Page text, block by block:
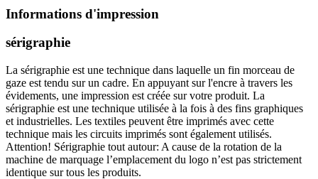
Informations d'impression
sérigraphie
La sérigraphie est une technique dans laquelle un fin morceau de
gaze est tendu sur un cadre. En appuyant sur l'encre à travers les
évidements, une impression est créée sur votre produit. La
sérigraphie est une technique utilisée à la fois à des fins graphiques
et industrielles. Les textiles peuvent être imprimés avec cette
technique mais les circuits imprimés sont également utilisés.
Attention! Sérigraphie tout autour: A cause de la rotation de la
machine de marquage l’emplacement du logo n’est pas strictement
identique sur tous les produits.